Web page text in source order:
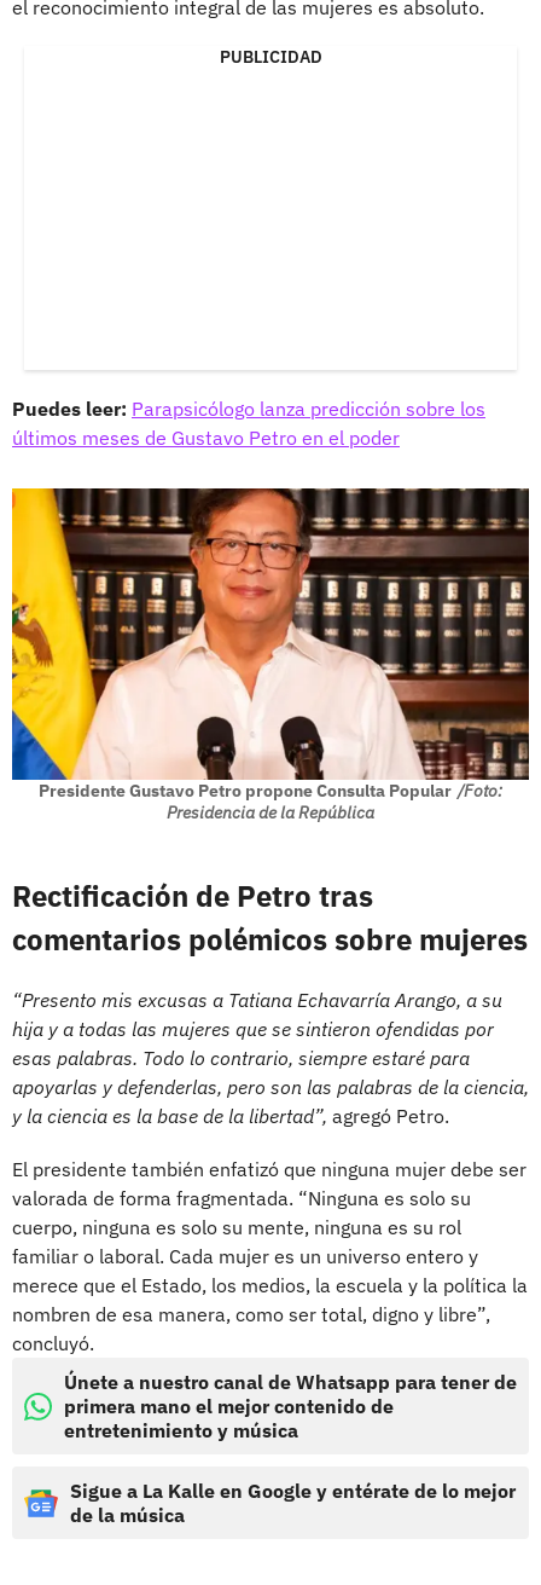
el reconocimiento integral de las mujeres es absoluto.
PUBLICIDAD
Puedes leer: Parapsicólogo lanza predicción sobre los
últimos meses de Gustavo Petro en el poder
Presidente Gustavo Petro propone Consulta Popular /Foto:
Presidencia de la República
Rectificación de Petro tras
comentarios polémicos sobre mujeres
“Presento mis excusas a Tatiana Echavarría Arango, a su
hija y a todas las mujeres que se sintieron ofendidas por
esas palabras. Todo lo contrario, siempre estaré para
apoyarlas y defenderlas, pero son las palabras de la ciencia,
y la ciencia es la base de la libertad”, agregó Petro.
El presidente también enfatizó que ninguna mujer debe ser
valorada de forma fragmentada. “Ninguna es solo su
cuerpo, ninguna es solo su mente, ninguna es su rol
familiar o laboral. Cada mujer es un universo entero y
merece que el Estado, los medios, la escuela y la política la
nombren de esa manera, como ser total, digno y libre”,
concluyó.
Únete a nuestro canal de Whatsapp para tener de
primera mano el mejor contenido de
entretenimiento y música
Sigue a La Kalle en Google y entérate de lo mejor
de la música